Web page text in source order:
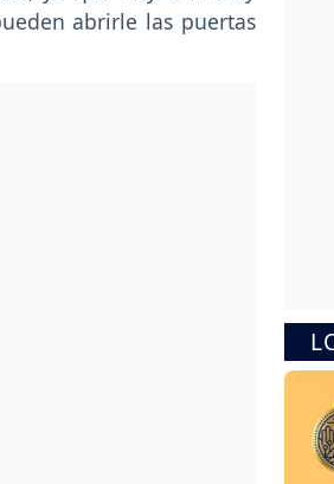
abrirle las puertas